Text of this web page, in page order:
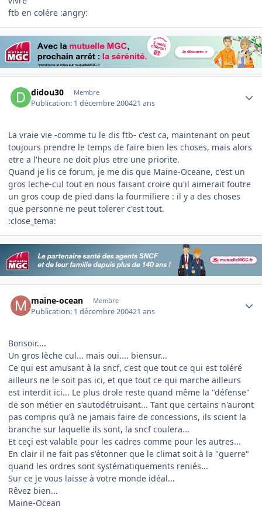
ftb en colére :angry:
didou30 Membre
Publication: 1 décembre 200421 ans
La vraie vie -comme tu le dis ftb- c'est ca, maintenant on peut
toujours prendre le temps de faire bien les choses, mais alors
etre a l'heure ne doit plus etre une priorite.
Quand je lis ce forum, je me dis que Maine-Oceane, c'est un
gros leche-cul tout en nous faisant croire qu'il aimerait foutre
un gros coup de pied dans la fourmiliere : il y a des choses
que personne ne peut tolerer c'est tout.
:close_tema:
maine-ocean Membre
Publication: 1 décembre 200421 ans
Bonsoir....
Un gros lèche cul... mais oui.... biensur...
Ce qui est amusant à la sncf, c'est que tout ce qui est toléré
ailleurs ne le soit pas ici, et que tout ce qui marche ailleurs
est interdit ici... Le plus drole reste quand même la "défense"
de son métier en s'autodétruisant... Tant que certains n'auront
pas compris qu'à ne jamais faire de concessions, ils scient la
branche sur laquelle ils sont, la sncf coulera...
Et ceçi est valable pour les cadres comme pour les autres...
En clair il ne fait pas s'étonner que le climat soit à la "guerre"
quand les ordres sont systématiquements reniés...
Sur ce je vous laisse à votre monde idéal...
Rêvez bien...
Maine-Ocean